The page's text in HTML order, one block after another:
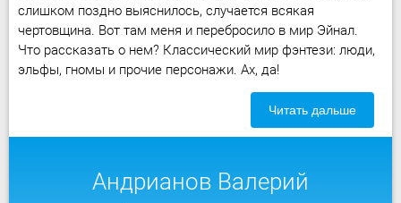
слишком поздно выяснилось, случается всякая
чертовщина. Вот там меня и перебросило в мир Эйнал.
Что рассказать о нем? Классический мир фэнтези: люди,
эльфы, гномы и прочие персонажи. Ах, да!
Читать дальше
Андрианов Валерий